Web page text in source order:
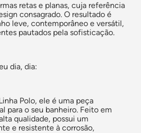
retas e planas, cuja referência
consagrado. O resultado é
leve, contemporâneo e versátil,
pautados pela sofisticação.
dia, dia:
Polo, ele é uma peça
para o seu banheiro. Feito em
qualidade, possui um
e resistente à corrosão,